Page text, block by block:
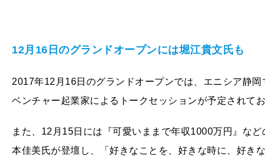
12月16日のグランドオープンには堀江貴文氏も
2017年12月16日のグランドオープンでは、エニシア静
ベンチャー起業家によるトークセッションが予定されて
また、12月15日には『可愛いままで年収1000万円』な
本佳美氏が登壇し、「好きなことを、好きな時に、好き